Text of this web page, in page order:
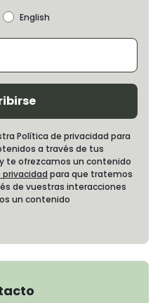
English
Política de privacidad para
a través de tus
te ofrezcamos un contenido
privacidad para que tratemos
de vuestras interacciones
un contenido